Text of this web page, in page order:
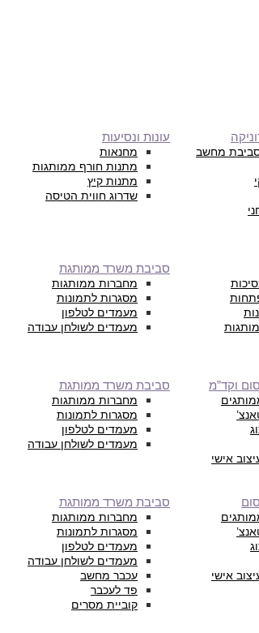
מחשב
עונות ונסיעות
מחנאות
מתנות חורף ממותגות
מתנות קיץ
שדרוג חווית הטיסה
סביבת משרד ממותגת
מחברות ממותגות
מסגרות לתמונות
מעמדים לטלפון
מעמדים לשולחן עבודה
וקד”מ
אישי
סביבת משרד ממותגת
מחברות ממותגות
מסגרות לתמונות
מעמדים לטלפון
מעמדים לשולחן עבודה
אישי
סביבת משרד ממותגת
מחברות ממותגות
מסגרות לתמונות
מעמדים לטלפון
מעמדים לשולחן עבודה
עכבר מחשב
פד לעכבר
קוביית מסרים